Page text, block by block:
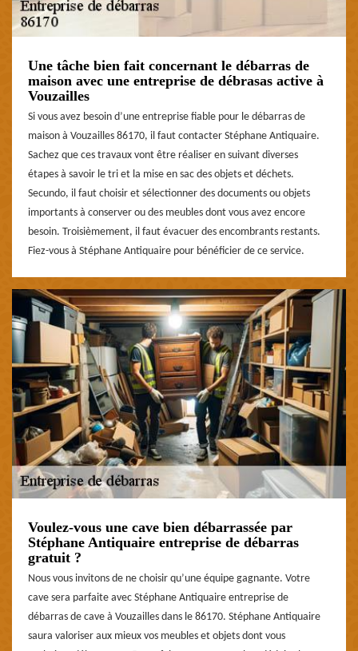
Une tâche bien fait concernant le débarras de
maison avec une entreprise de débrasas active à
Vouzailles
Si vous avez besoin d’une entreprise fiable pour le débarras de
maison à Vouzailles 86170, il faut contacter Stéphane Antiquaire.
Sachez que ces travaux vont être réaliser en suivant diverses
étapes à savoir le tri et la mise en sac des objets et déchets.
Secundo, il faut choisir et sélectionner des documents ou objets
importants à conserver ou des meubles dont vous avez encore
besoin. Troisièmement, il faut évacuer des encombrants restants.
Fiez-vous à Stéphane Antiquaire pour bénéficier de ce service.
Voulez-vous une cave bien débarrassée par
Stéphane Antiquaire entreprise de débarras
gratuit ?
Nous vous invitons de ne choisir qu’une équipe gagnante. Votre
cave sera parfaite avec Stéphane Antiquaire entreprise de
débarras de cave à Vouzailles dans le 86170. Stéphane Antiquaire
saura valoriser aux mieux vos meubles et objets dont vous